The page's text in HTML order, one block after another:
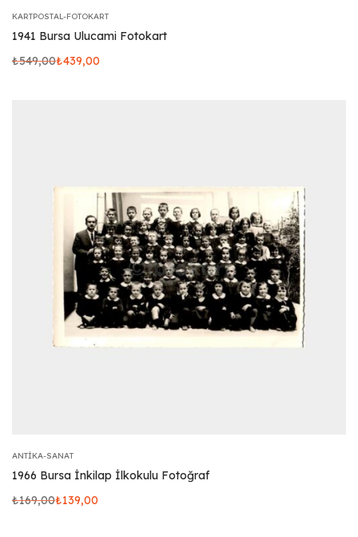
KARTPOSTAL-FOTOKART
1941 Bursa Ulucami Fotokart
₺549,00₺439,00
ANTIKA-SANAT
1966 Bursa İnkilap İlkokulu Fotoğraf
₺169,00₺139,00